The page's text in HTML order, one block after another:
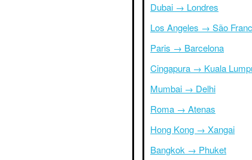
Dubai → Londres
Los Angeles → São
Paris → Barcelona
Cingapura → Kuala
Mumbai → Delhi
Roma → Atenas
Hong Kong → Xangai
Bangkok → Phuket